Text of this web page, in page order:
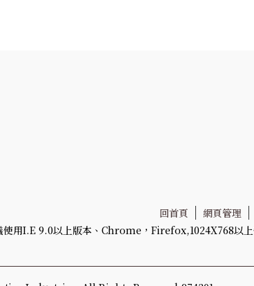
回首頁 網頁管理
使用I.E 9.0以上版本、Chrome，Firefox,1024X768以